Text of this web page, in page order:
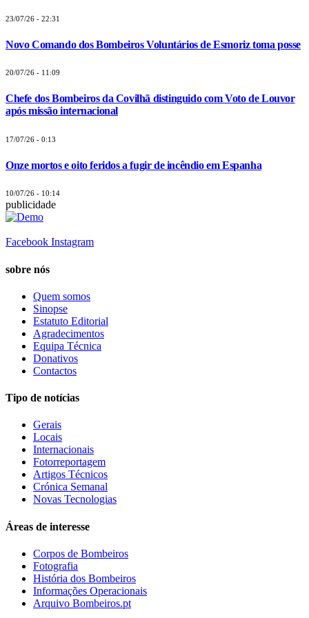
23/07/26 - 22:31
Novo Comando dos Bombeiros Voluntários de Esmoriz toma posse
20/07/26 - 11:09
Chefe dos Bombeiros da Covilhã distinguido com Voto de Louvor
após missão internacional
17/07/26 - 0:13
Onze mortos e oito feridos a fugir de incêndio em Espanha
10/07/26 - 10:14
publicidade
Facebook Instagram
sobre nós
Quem somos
Sinopse
Estatuto Editorial
Agradecimentos
Equipa Técnica
Donativos
Contactos
Tipo de notícias
Gerais
Locais
Internacionais
Fotorreportagem
Artigos Técnicos
Crónica Semanal
Novas Tecnologias
Áreas de interesse
Corpos de Bombeiros
Fotografia
História dos Bombeiros
Informações Operacionais
Arquivo Bombeiros.pt